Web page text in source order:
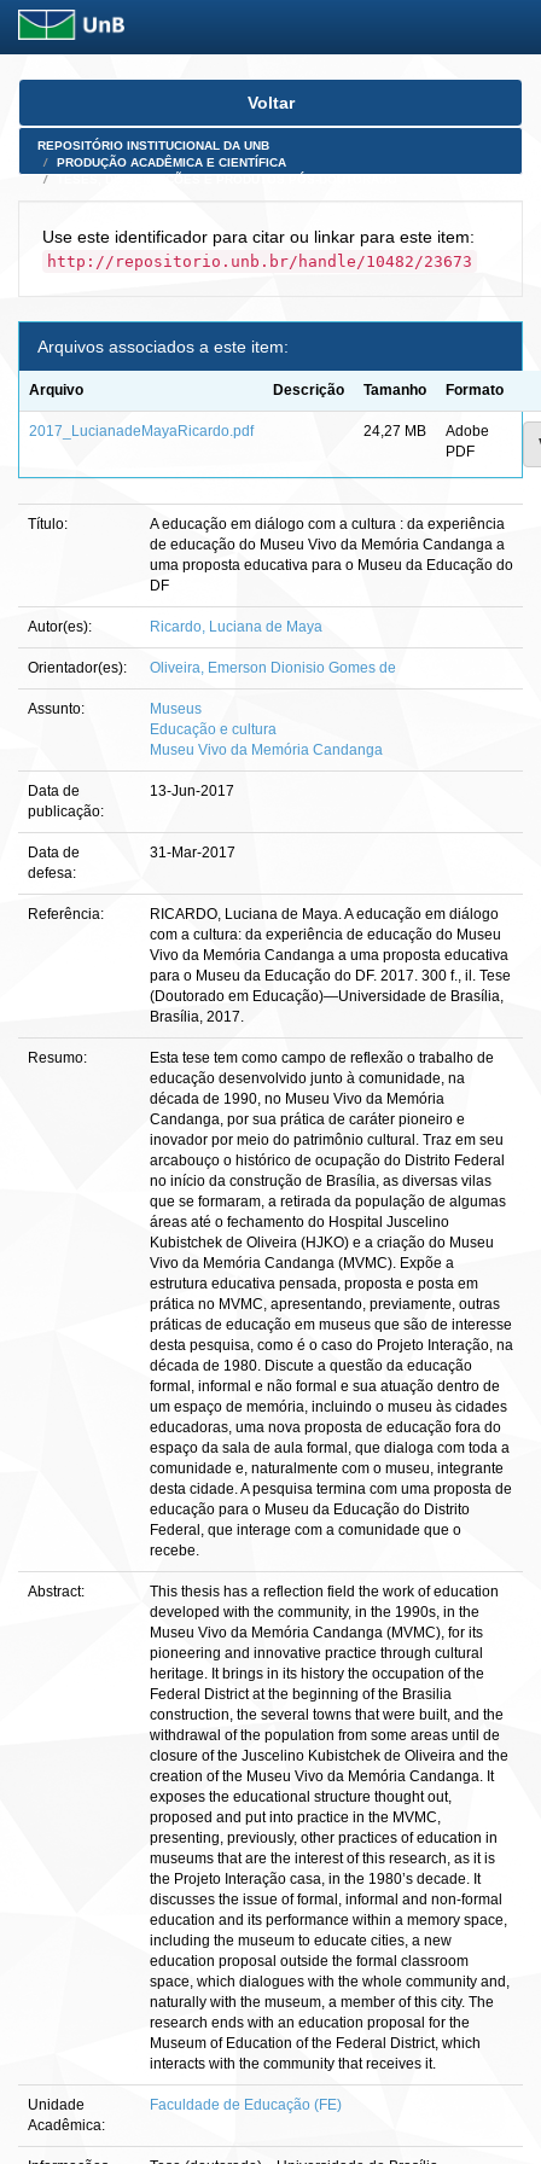
Skip
Voltar
REPOSITÓRIO INSTITUCIONAL DA UNB
PRODUÇÃO ACADÊMICA E CIENTÍFICA
Use este identificador para citar ou linkar para este item:
http://repositorio.unb.br/handle/10482/23673
Arquivos associados a este item:
Arquivo Descrição Tamanho Formato
2017_LucianadeMayaRicardo.pdf 24,27 MB
Adobe
PDF
Título:
A educação em diálogo com a cultura : da experiência
de educação do Museu Vivo da Memória Candanga a
uma proposta educativa para o Museu da Educação do
DF
Autor(es): Ricardo, Luciana de Maya
Orientador(es): Oliveira, Emerson Dionisio Gomes de
Assunto:
Museus
Educação e cultura
Museu Vivo da Memória Candanga
Data de
publicação:
13-Jun-2017
Data de
defesa:
31-Mar-2017
Referência:
RICARDO, Luciana de Maya. A educação em diálogo
com a cultura: da experiência de educação do Museu
Vivo da Memória Candanga a uma proposta educativa
para o Museu da Educação do DF. 2017. 300 f., il. Tese
(Doutorado em Educação)—Universidade de Brasília,
Brasília, 2017.
Resumo:
Esta tese tem como campo de reflexão o trabalho de
educação desenvolvido junto à comunidade, na
década de 1990, no Museu Vivo da Memória
Candanga, por sua prática de caráter pioneiro e
inovador por meio do patrimônio cultural. Traz em seu
arcabouço o histórico de ocupação do Distrito Federal
no início da construção de Brasília, as diversas vilas
que se formaram, a retirada da população de algumas
áreas até o fechamento do Hospital Juscelino
Kubistchek de Oliveira (HJKO) e a criação do Museu
Vivo da Memória Candanga (MVMC). Expõe a
estrutura educativa pensada, proposta e posta em
prática no MVMC, apresentando, previamente, outras
práticas de educação em museus que são de interesse
desta pesquisa, como é o caso do Projeto Interação, na
década de 1980. Discute a questão da educação
formal, informal e não formal e sua atuação dentro de
um espaço de memória, incluindo o museu às cidades
educadoras, uma nova proposta de educação fora do
espaço da sala de aula formal, que dialoga com toda a
comunidade e, naturalmente com o museu, integrante
desta cidade. A pesquisa termina com uma proposta de
educação para o Museu da Educação do Distrito
Federal, que interage com a comunidade que o
recebe.
Abstract:
This thesis has a reflection field the work of education
developed with the community, in the 1990s, in the
Museu Vivo da Memória Candanga (MVMC), for its
pioneering and innovative practice through cultural
heritage. It brings in its history the occupation of the
Federal District at the beginning of the Brasilia
construction, the several towns that were built, and the
withdrawal of the population from some areas until de
closure of the Juscelino Kubistchek de Oliveira and the
creation of the Museu Vivo da Memória Candanga. It
exposes the educational structure thought out,
proposed and put into practice in the MVMC,
presenting, previously, other practices of education in
museums that are the interest of this research, as it is
the Projeto Interação casa, in the 1980’s decade. It
discusses the issue of formal, informal and non-formal
education and its performance within a memory space,
including the museum to educate cities, a new
education proposal outside the formal classroom
space, which dialogues with the whole community and,
naturally with the museum, a member of this city. The
research ends with an education proposal for the
Museum of Education of the Federal District, which
interacts with the community that receives it.
Unidade
Acadêmica:
Faculdade de Educação (FE)